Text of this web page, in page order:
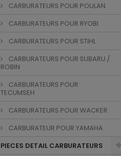
CARBURATEURS POUR POULAN
CARBURATEURS POUR RYOBI
CARBURATEURS POUR STIHL
CARBURATEURS POUR SUBARU /
ROBIN
CARBURATEURS POUR
TECUMSEH
CARBURATEURS POUR WACKER
CARBURATEUR POUR YAMAHA
PIECES DETAIL CARBURATEURS